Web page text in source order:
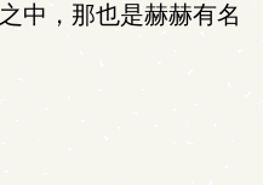
中，那也是赫赫有名